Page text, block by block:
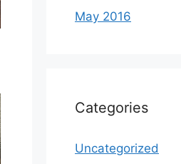
May 2016
Categories
Uncategorized